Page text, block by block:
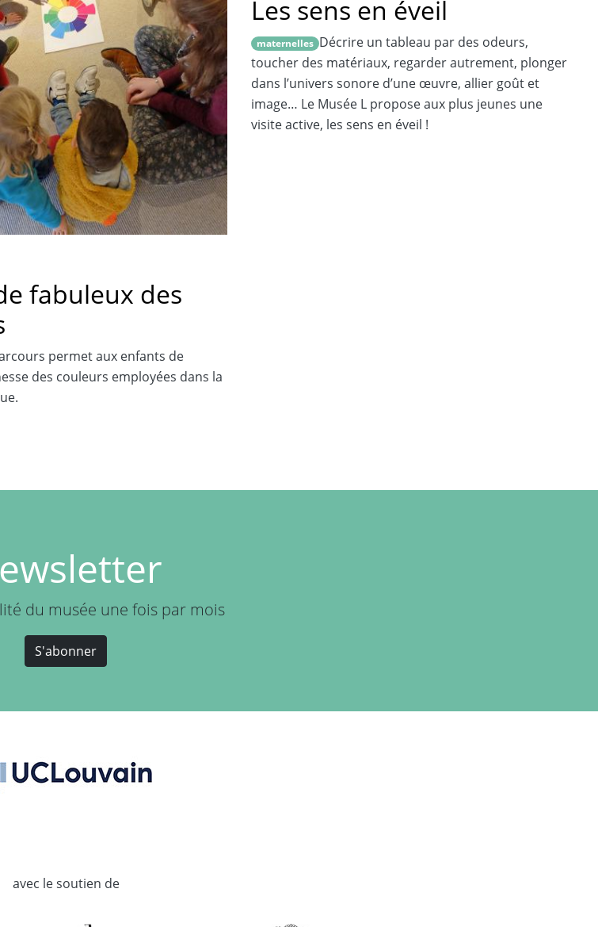
fabuleux des
permet aux enfants de
des couleurs employées dans la
Les sens en éveil
maternelles Décrire un tableau par des odeurs,
toucher des matériaux, regarder autrement, plonger
dans l’univers sonore d’une œuvre, allier goût et
image… Le Musée L propose aux plus jeunes une
visite active, les sens en éveil !
du musée une fois par mois
S'abonner
avec le soutien de